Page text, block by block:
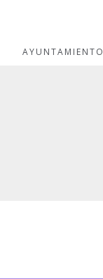
AYUNTAMIENTO